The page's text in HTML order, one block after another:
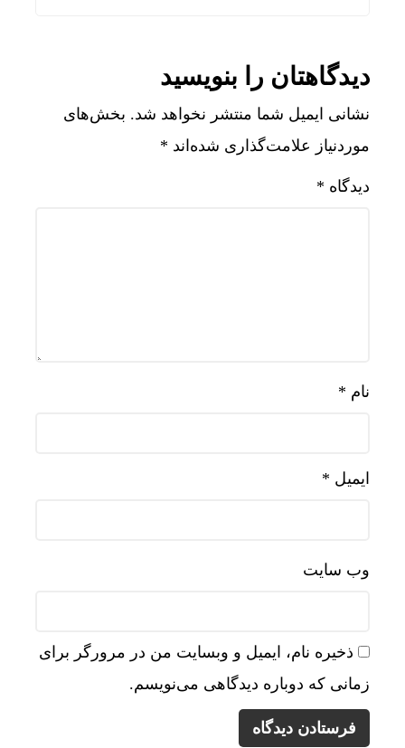
دیدگاهتان را بنویسید
نشانی ایمیل شما منتشر نخواهد شد. بخش‌های
موردنیاز علامت‌گذاری شده‌اند *
دیدگاه *
نام *
ایمیل *
وب‌ سایت
ذخیره نام، ایمیل و وبسایت من در مرورگر برای
زمانی که دوباره دیدگاهی می‌نویسم.